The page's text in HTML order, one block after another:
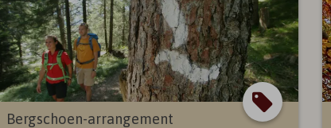
Bergschoen-arrangement